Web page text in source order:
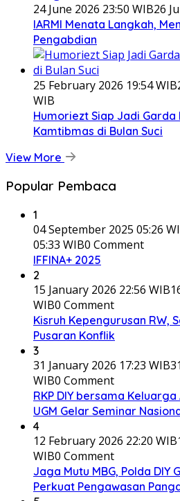
24 June 2026 23:50 WIB26
IARMI Menata Langkah,
Pengabdian
25 February 2026 19:54 WIB
WIB
Humoriezt Siap Jadi Garda
Kamtibmas di Bulan Suci
View More
Popular Pembaca
1
04 September 2025 05:26
05:33 WIB0 Comment
IFFINA+ 2025
2
15 January 2026 22:56 WIB
WIB0 Comment
Kisruh Kepengurusan RW,
Pusaran Konflik
3
31 January 2026 17:23 WIB
WIB0 Comment
RKP DIY bersama
UGM Gelar Seminar
4
12 February 2026 22:20 WIB
WIB0 Comment
Jaga Mutu MBG, Polda DIY
Perkuat Pengawasan